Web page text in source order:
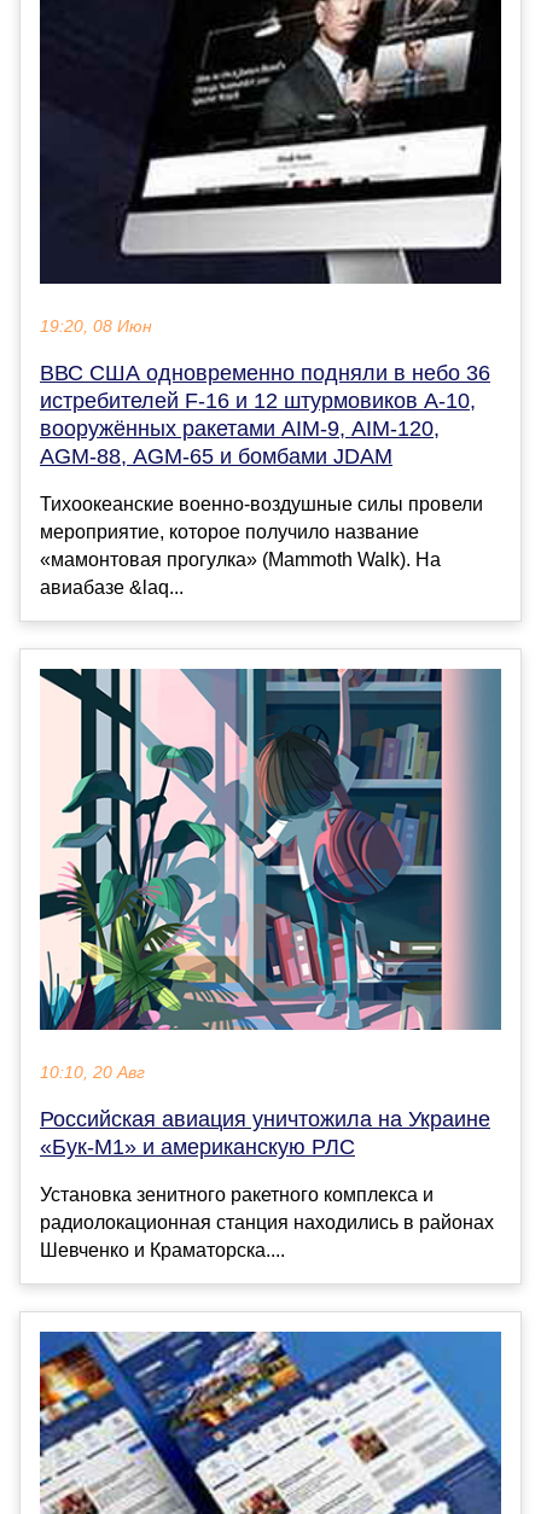
19:20, 08 Июн
ВВС США одновременно подняли в небо 36
истребителей F-16 и 12 штурмовиков A-10,
вооружённых ракетами AIM-9, AIM-120,
AGM-88, AGM-65 и бомбами JDAM
Тихоокеанские военно-воздушные силы провели
мероприятие, которое получило название
«мамонтовая прогулка» (Mammoth Walk). На
авиабазе &laq...
10:10, 20 Авг
Российская авиация уничтожила на Украине
«Бук-М1» и американскую РЛС
Установка зенитного ракетного комплекса и
радиолокационная станция находились в районах
Шевченко и Краматорска....